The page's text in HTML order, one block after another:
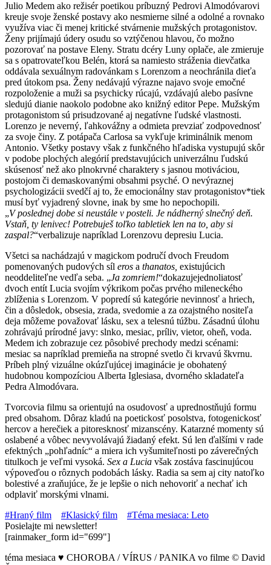
Julio Medem ako režisér poetikou príbuzný Pedrovi Almodóvarovi
kreuje svoje ženské postavy ako nesmierne silné a odolné a rovnako
využíva viac či menej kritické stvárnenie mužských protagonistov.
Ženy prijímajú údery osudu so vztýčenou hlavou, čo možno
pozorovať na postave Eleny. Stratu dcéry Luny oplače, ale zmieruje
sa s opatrovateľkou Belén, ktorá sa namiesto stráženia dievčatka
oddávala sexuálnym radovánkam s Lorenzom a neochránila dieťa
pred útokom psa. Ženy nedávajú výrazne najavo svoje emočné
rozpoloženie a muži sa psychicky rúcajú, vzdávajú alebo pasívne
sledujú dianie naokolo podobne ako knižný editor Pepe. Mužským
protagonistom sú prisudzované aj negatívne ľudské vlastnosti.
Lorenzo je neverný, ľahkovážny a odmieta prevziať zodpovednosť
za svoje činy. Z potápača Carlosa sa vykľuje kriminálnik menom
Antonio. Všetky postavy však z funkčného hľadiska vystupujú skôr
v podobe plochých alegórií predstavujúcich univerzálnu ľudskú
skúsenosť než ako plnokrvné charaktery s jasnou motiváciou,
postojom či demaskovanými obsahmi psyché. O nevýraznej
psychologizácii svedčí aj to, že emocionálny stav protagonistov*tiek
musí byť vyjadrený slovne, inak by sme ho nepochopili.
„V poslednej dobe si neustále v posteli. Je nádherný slnečný deň.
Vstaň, ty lenivec! Potrebuješ toľko tabletiek len na to, aby si
zaspal?“verbalizuje napríklad Lorenzovu depresiu Lucia.
Všetci sa nachádzajú v magickom područí dvoch Freudom
pomenovaných pudových síl eros a thanatos, existujúcich
neoddeliteľne vedľa seba. „Ja zomriem!“dokazujejednoliatosť
dvoch entít Lucia svojím výkrikom počas prvého mileneckého
zblíženia s Lorenzom. V popredí sú kategórie nevinnosť a hriech,
čin a dôsledok, obsesia, zrada, svedomie a za ozajstného nositeľa
deja môžeme považovať lásku, sex a telesnú túžbu. Zásadnú úlohu
zohrávajú prírodné javy: slnko, mesiac, príliv, vietor, oheň, voda.
Medem ich zobrazuje cez pôsobivé prechody medzi scénami:
mesiac sa napríklad premieňa na stropné svetlo či krvavú škvrnu.
Príbeh plný vizuálne okúzľujúcej imaginácie je obohatený
hudobnou kompozíciou Alberta Iglesiasa, dvorného skladateľa
Pedra Almodóvara.
Tvorcovia filmu sa orientujú na osudovosť a uprednostňujú formu
pred obsahom. Dôraz kladú na poetickosť posolstva, fotogenickosť
hercov a herečiek a pitoresknosť mizanscény. Katarzné momenty sú
oslabené a vôbec nevyvolávajú žiadaný efekt. Sú len ďalšími v rade
efektných „pohľadníc“ a miera ich vyšumiteľnosti po záverečných
titulkoch je veľmi vysoká. Sex a Lucia však zostáva fascinujúcou
výpoveďou o rôznych podobách lásky. Radia sa sem aj city natoľko
bolestivé a zraňujúce, že je lepšie o nich nehovoriť a nechať ich
odplaviť morskými vlnami.
#Hraný film
#Klasický film
#Téma mesiaca: Leto
Posielajte mi newsletter!
[rainmaker_form id="699"]
téma mesiaca ♥ CHOROBA / VÍRUS / PANIKA vo filme © David